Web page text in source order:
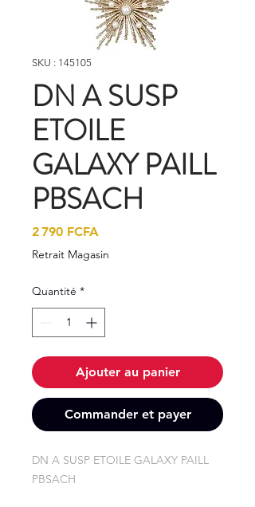
SKU : 145105
DN A SUSP
ETOILE
GALAXY PAILL
PBSACH
2 790 FCFA
Retrait Magasin
Quantité *
Ajouter au panier
Commander et payer
DN A SUSP ETOILE GALAXY PAILL
PBSACH